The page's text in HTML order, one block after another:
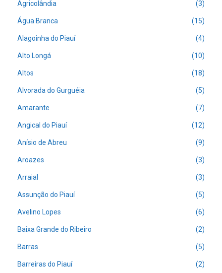
Agricolândia (3)
Água Branca (15)
Alagoinha do Piauí (4)
Alto Longá (10)
Altos (18)
Alvorada do Gurguéia (5)
Amarante (7)
Angical do Piauí (12)
Anísio de Abreu (9)
Aroazes (3)
Arraial (3)
Assunção do Piauí (5)
Avelino Lopes (6)
Baixa Grande do Ribeiro (2)
Barras (5)
Barreiras do Piauí (2)